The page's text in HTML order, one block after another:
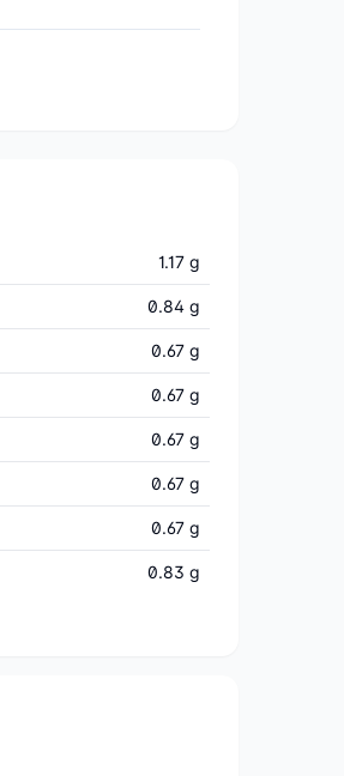
1.17 g
0.84 g
0.67 g
0.67 g
0.67 g
0.67 g
0.67 g
0.83 g